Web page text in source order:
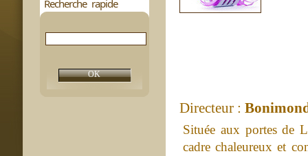
Recherche rapide
Directeur :
Située aux portes de
cadre chaleureux et